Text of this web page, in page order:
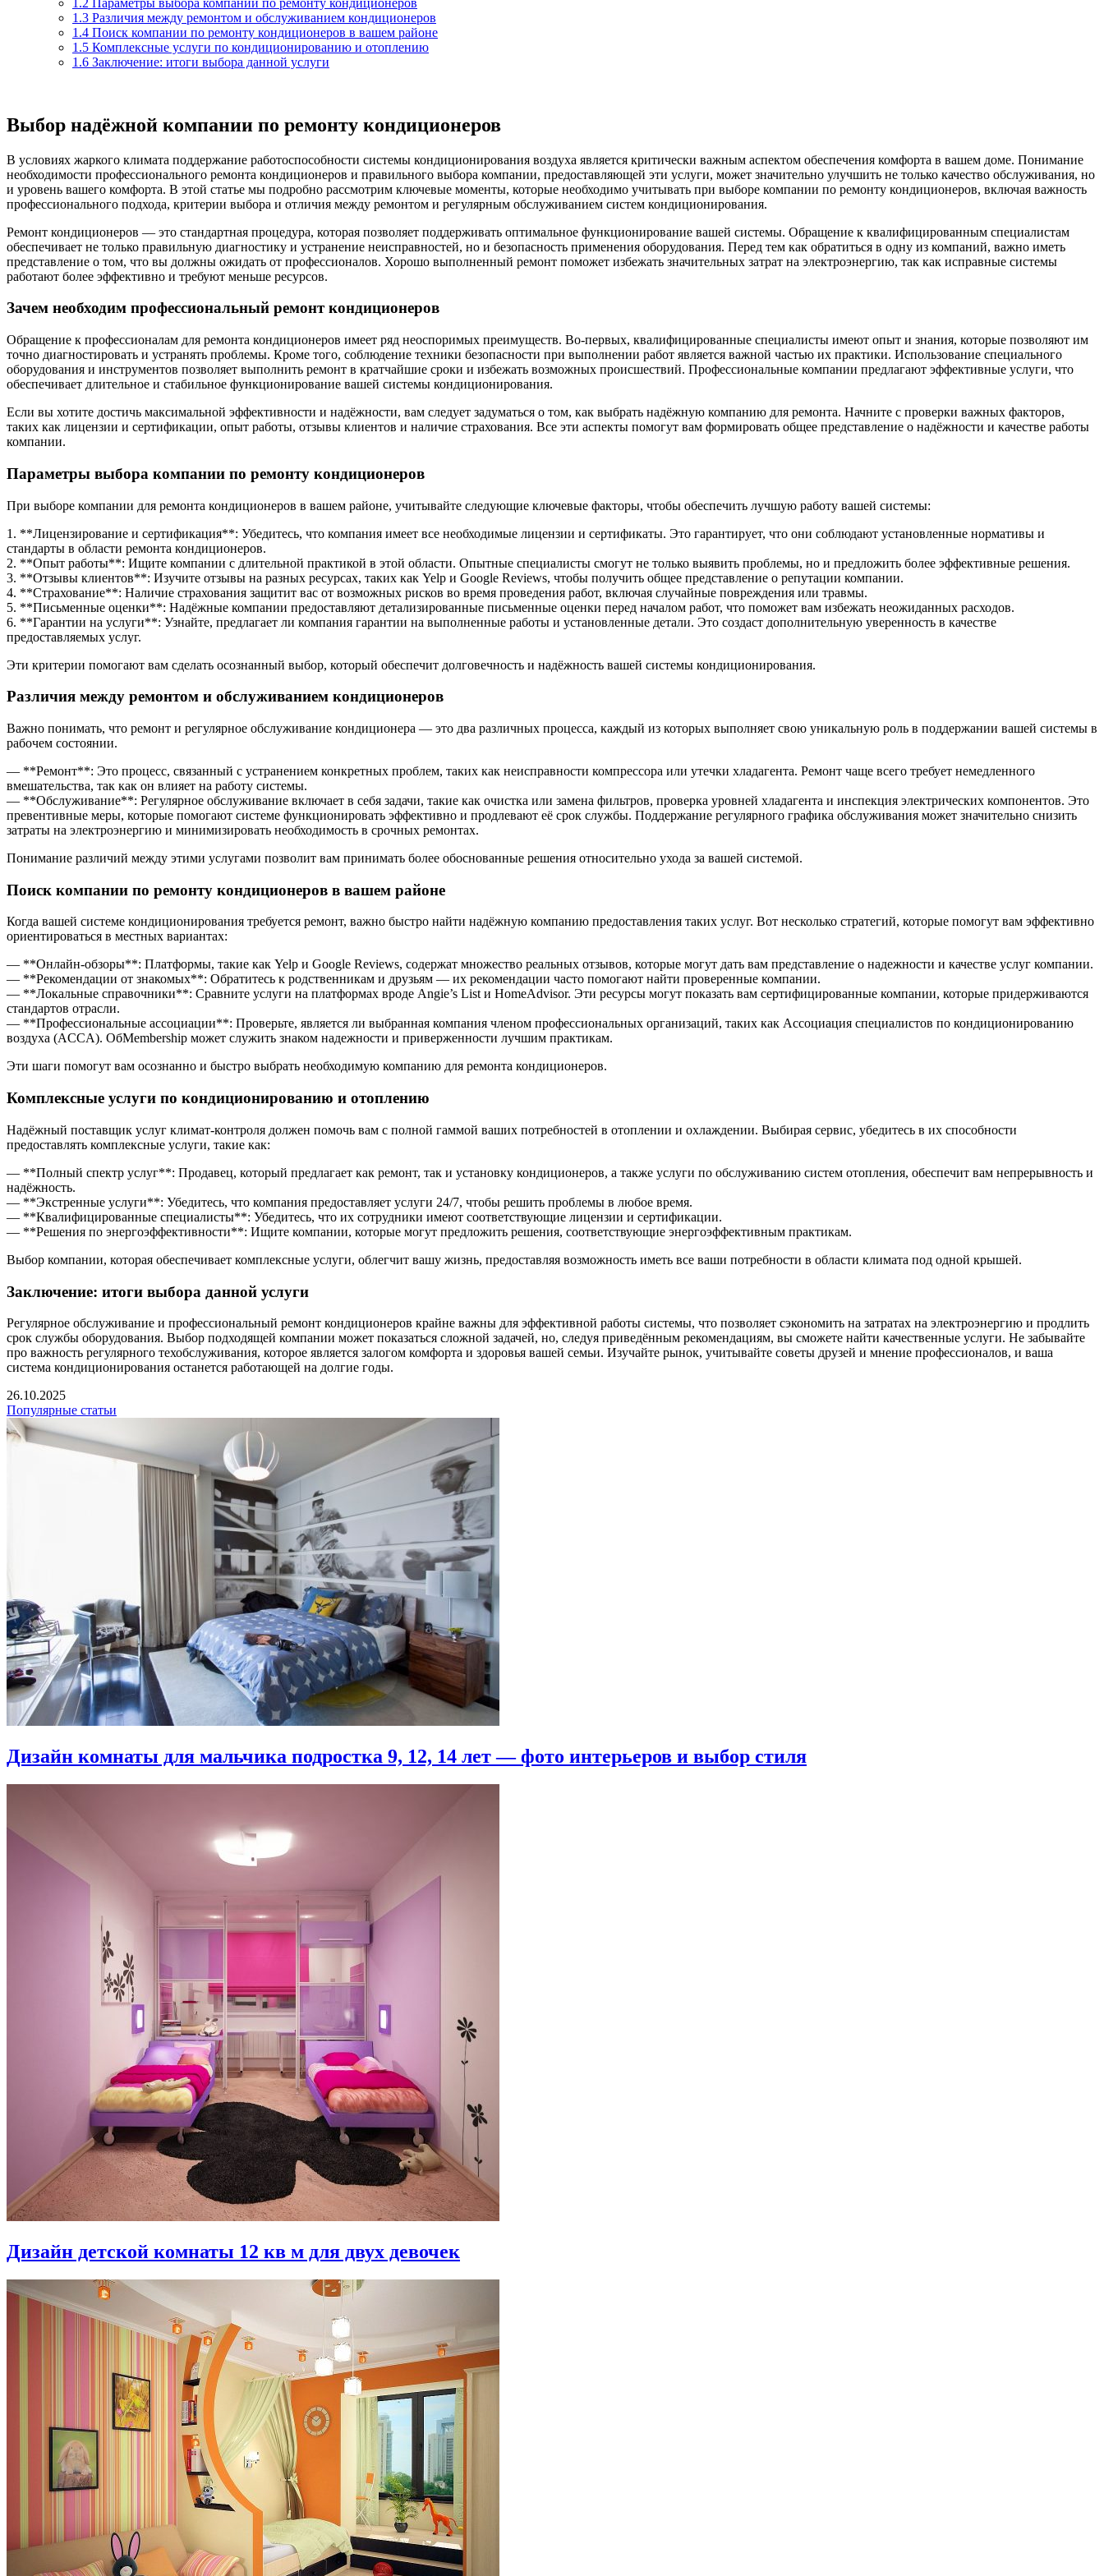
1.3 Различия между ремонтом и обслуживанием кондиционеров
1.4 Поиск компании по ремонту кондиционеров в вашем районе
1.5 Комплексные услуги по кондиционированию и отоплению
1.6 Заключение: итоги выбора данной услуги
Выбор надёжной компании по ремонту кондиционеров
В условиях жаркого климата поддержание работоспособности системы кондиционирования воздуха является критически важным аспектом обеспечения комфорта в вашем доме. Понимание
необходимости профессионального ремонта кондиционеров и правильного выбора компании, предоставляющей эти услуги, может значительно улучшить не только качество обслуживания, но
и уровень вашего комфорта. В этой статье мы подробно рассмотрим ключевые моменты, которые необходимо учитывать при выборе компании по ремонту кондиционеров, включая важность
профессионального подхода, критерии выбора и отличия между ремонтом и регулярным обслуживанием систем кондиционирования.
Ремонт кондиционеров — это стандартная процедура, которая позволяет поддерживать оптимальное функционирование вашей системы. Обращение к квалифицированным специалистам
обеспечивает не только правильную диагностику и устранение неисправностей, но и безопасность применения оборудования. Перед тем как обратиться в одну из компаний, важно иметь
представление о том, что вы должны ожидать от профессионалов. Хорошо выполненный ремонт поможет избежать значительных затрат на электроэнергию, так как исправные системы
работают более эффективно и требуют меньше ресурсов.
Зачем необходим профессиональный ремонт кондиционеров
Обращение к профессионалам для ремонта кондиционеров имеет ряд неоспоримых преимуществ. Во-первых, квалифицированные специалисты имеют опыт и знания, которые позволяют им
точно диагностировать и устранять проблемы. Кроме того, соблюдение техники безопасности при выполнении работ является важной частью их практики. Использование специального
оборудования и инструментов позволяет выполнить ремонт в кратчайшие сроки и избежать возможных происшествий. Профессиональные компании предлагают эффективные услуги, что
обеспечивает длительное и стабильное функционирование вашей системы кондиционирования.
Если вы хотите достичь максимальной эффективности и надёжности, вам следует задуматься о том, как выбрать надёжную компанию для ремонта. Начните с проверки важных факторов,
таких как лицензии и сертификации, опыт работы, отзывы клиентов и наличие страхования. Все эти аспекты помогут вам формировать общее представление о надёжности и качестве работы
компании.
Параметры выбора компании по ремонту кондиционеров
При выборе компании для ремонта кондиционеров в вашем районе, учитывайте следующие ключевые факторы, чтобы обеспечить лучшую работу вашей системы:
1. **Лицензирование и сертификация**: Убедитесь, что компания имеет все необходимые лицензии и сертификаты. Это гарантирует, что они соблюдают установленные нормативы и
стандарты в области ремонта кондиционеров.
2. **Опыт работы**: Ищите компании с длительной практикой в этой области. Опытные специалисты смогут не только выявить проблемы, но и предложить более эффективные решения.
3. **Отзывы клиентов**: Изучите отзывы на разных ресурсах, таких как Yelp и Google Reviews, чтобы получить общее представление о репутации компании.
4. **Страхование**: Наличие страхования защитит вас от возможных рисков во время проведения работ, включая случайные повреждения или травмы.
5. **Письменные оценки**: Надёжные компании предоставляют детализированные письменные оценки перед началом работ, что поможет вам избежать неожиданных расходов.
6. **Гарантии на услуги**: Узнайте, предлагает ли компания гарантии на выполненные работы и установленные детали. Это создаст дополнительную уверенность в качестве
предоставляемых услуг.
Эти критерии помогают вам сделать осознанный выбор, который обеспечит долговечность и надёжность вашей системы кондиционирования.
Различия между ремонтом и обслуживанием кондиционеров
Важно понимать, что ремонт и регулярное обслуживание кондиционера — это два различных процесса, каждый из которых выполняет свою уникальную роль в поддержании вашей системы в
рабочем состоянии.
— **Ремонт**: Это процесс, связанный с устранением конкретных проблем, таких как неисправности компрессора или утечки хладагента. Ремонт чаще всего требует немедленного
вмешательства, так как он влияет на работу системы.
— **Обслуживание**: Регулярное обслуживание включает в себя задачи, такие как очистка или замена фильтров, проверка уровней хладагента и инспекция электрических компонентов. Это
превентивные меры, которые помогают системе функционировать эффективно и продлевают её срок службы. Поддержание регулярного графика обслуживания может значительно снизить
затраты на электроэнергию и минимизировать необходимость в срочных ремонтах.
Понимание различий между этими услугами позволит вам принимать более обоснованные решения относительно ухода за вашей системой.
Поиск компании по ремонту кондиционеров в вашем районе
Когда вашей системе кондиционирования требуется ремонт, важно быстро найти надёжную компанию предоставления таких услуг. Вот несколько стратегий, которые помогут вам эффективно
ориентироваться в местных вариантах:
— **Онлайн-обзоры**: Платформы, такие как Yelp и Google Reviews, содержат множество реальных отзывов, которые могут дать вам представление о надежности и качестве услуг компании.
— **Рекомендации от знакомых**: Обратитесь к родственникам и друзьям — их рекомендации часто помогают найти проверенные компании.
— **Локальные справочники**: Сравните услуги на платформах вроде Angie’s List и HomeAdvisor. Эти ресурсы могут показать вам сертифицированные компании, которые придерживаются
стандартов отрасли.
— **Профессиональные ассоциации**: Проверьте, является ли выбранная компания членом профессиональных организаций, таких как Ассоциация специалистов по кондиционированию
воздуха (ACCA). ОбMembership может служить знаком надежности и приверженности лучшим практикам.
Эти шаги помогут вам осознанно и быстро выбрать необходимую компанию для ремонта кондиционеров.
Комплексные услуги по кондиционированию и отоплению
Надёжный поставщик услуг климат-контроля должен помочь вам с полной гаммой ваших потребностей в отоплении и охлаждении. Выбирая сервис, убедитесь в их способности
предоставлять комплексные услуги, такие как:
— **Полный спектр услуг**: Продавец, который предлагает как ремонт, так и установку кондиционеров, а также услуги по обслуживанию систем отопления, обеспечит вам непрерывность и
надёжность.
— **Экстренные услуги**: Убедитесь, что компания предоставляет услуги 24/7, чтобы решить проблемы в любое время.
— **Квалифицированные специалисты**: Убедитесь, что их сотрудники имеют соответствующие лицензии и сертификации.
— **Решения по энергоэффективности**: Ищите компании, которые могут предложить решения, соответствующие энергоэффективным практикам.
Выбор компании, которая обеспечивает комплексные услуги, облегчит вашу жизнь, предоставляя возможность иметь все ваши потребности в области климата под одной крышей.
Заключение: итоги выбора данной услуги
Регулярное обслуживание и профессиональный ремонт кондиционеров крайне важны для эффективной работы системы, что позволяет сэкономить на затратах на электроэнергию и продлить
срок службы оборудования. Выбор подходящей компании может показаться сложной задачей, но, следуя приведённым рекомендациям, вы сможете найти качественные услуги. Не забывайте
про важность регулярного техобслуживания, которое является залогом комфорта и здоровья вашей семьи. Изучайте рынок, учитывайте советы друзей и мнение профессионалов, и ваша
система кондиционирования останется работающей на долгие годы.
26.10.2025
Популярные статьи
Дизайн комнаты для мальчика подростка 9, 12, 14 лет — фото интерьеров и выбор стиля
Дизайн детской комнаты 12 кв м для двух девочек